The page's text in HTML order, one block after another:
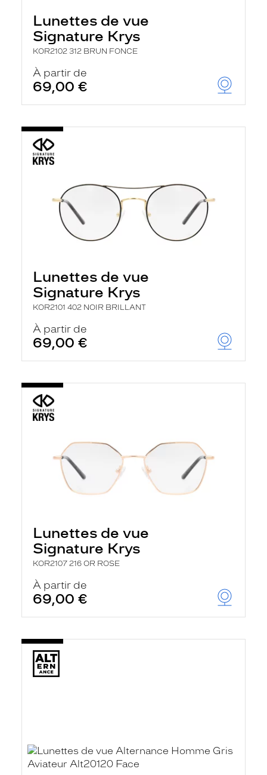
Lunettes de vue
Signature Krys
KOR2102 312 BRUN FONCE
À partir de
69,00 €
Lunettes de vue
Signature Krys
KOR2101 402 NOIR BRILLANT
À partir de
69,00 €
Lunettes de vue
Signature Krys
KOR2107 216 OR ROSE
À partir de
69,00 €